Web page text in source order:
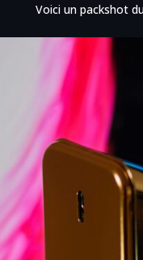
Voici un packshot